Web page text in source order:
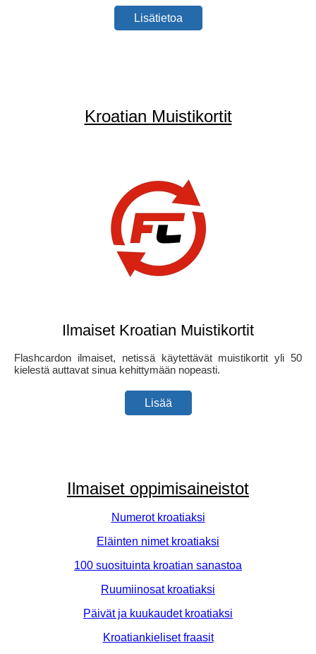
Lisätietoa
Kroatian Muistikortit
Ilmaiset Kroatian Muistikortit
Flashcardon ilmaiset, netissä käytettävät muistikortit yli 50
kielestä auttavat sinua kehittymään nopeasti.
Lisää
Ilmaiset oppimisaineistot
Numerot kroatiaksi
Eläinten nimet kroatiaksi
100 suosituinta kroatian sanastoa
Ruumiinosat kroatiaksi
Päivät ja kuukaudet kroatiaksi
Kroatiankieliset fraasit